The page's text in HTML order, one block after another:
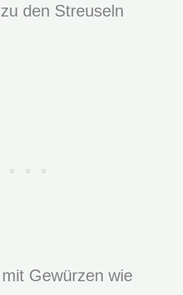
den Streuseln
Gewürzen wie